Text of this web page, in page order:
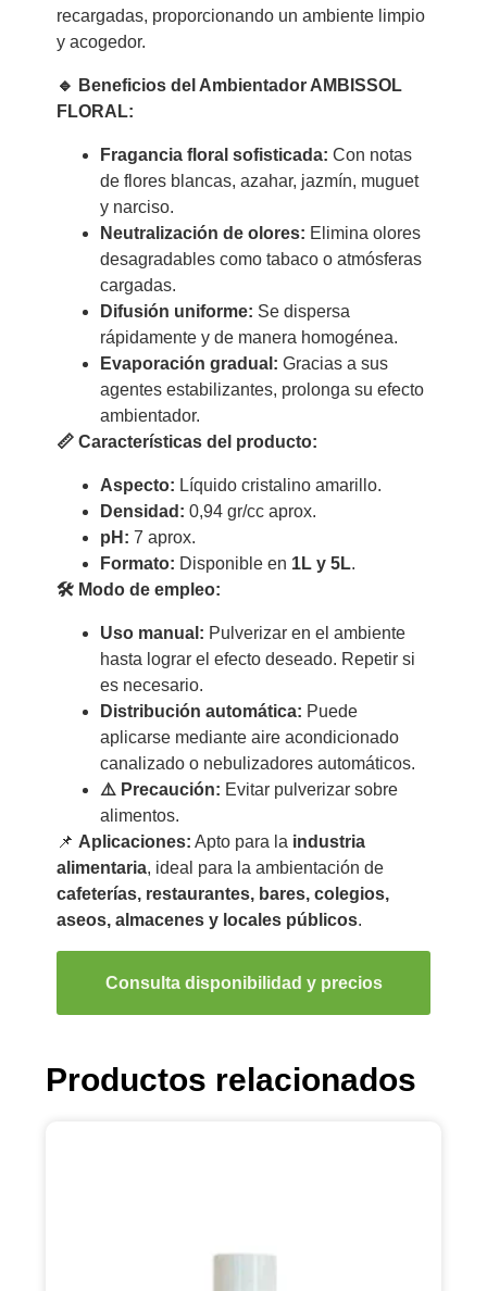
recargadas, proporcionando un ambiente limpio
y acogedor.
🔹 Beneficios del Ambientador AMBISSOL
FLORAL:
Fragancia floral sofisticada: Con notas
de flores blancas, azahar, jazmín, muguet
y narciso.
Neutralización de olores: Elimina olores
desagradables como tabaco o atmósferas
cargadas.
Difusión uniforme: Se dispersa
rápidamente y de manera homogénea.
Evaporación gradual: Gracias a sus
agentes estabilizantes, prolonga su efecto
ambientador.
📏 Características del producto:
Aspecto: Líquido cristalino amarillo.
Densidad: 0,94 gr/cc aprox.
pH: 7 aprox.
Formato: Disponible en 1L y 5L.
🛠 Modo de empleo:
Uso manual: Pulverizar en el ambiente
hasta lograr el efecto deseado. Repetir si
es necesario.
Distribución automática: Puede
aplicarse mediante aire acondicionado
canalizado o nebulizadores automáticos.
⚠️ Precaución: Evitar pulverizar sobre
alimentos.
📌 Aplicaciones: Apto para la industria
alimentaria, ideal para la ambientación de
cafeterías, restaurantes, bares, colegios,
aseos, almacenes y locales públicos.
Consulta disponibilidad y precios
Productos relacionados